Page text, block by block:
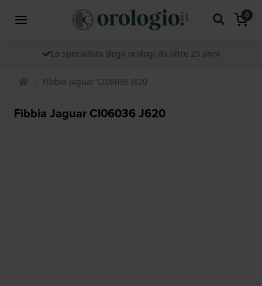
0
Lo specialista degli orologi da oltre 25 anni
Fibbia Jaguar CI06036 J620
Fibbia Jaguar CI06036 J620